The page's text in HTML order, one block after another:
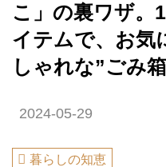
こ」の裏ワザ。
イテムで、お気
しゃれな”ごみ
2024-05-29
暮らしの知恵